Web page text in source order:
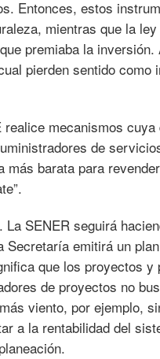
Entonces, estos
mientras que la
premiaba la
pierden sentido como
mecanismos
de
barata para
SENER seguirá
emitirá un
que los proyectos y
de proyectos no
viento, por ejemplo,
a la rentabilidad del